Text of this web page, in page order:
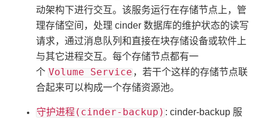
动架构下进行交互。该服务运行在存储节点上，管
理存储空间，处理 cinder 数据库的维护状态的读写
请求，通过消息队列和直接在块存储设备或软件上
与其它进程交互。每个存储节点都有一
个 Volume Service ，若干个这样的存储节点联
合起来可以构成一个存储资源池。
守护进程(cinder-backup) : cinder-backup 服